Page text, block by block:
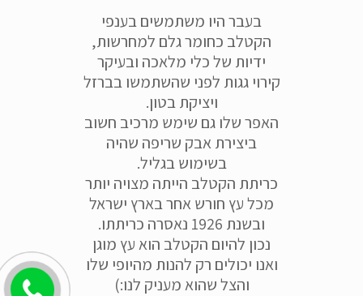
בעבר היו משתמשים בענפי
הקטלב כחומר גלם למחרשות,
ידיות של כלי מלאכה ובעיקר
קירוי גגות לפני שהשתמשו בברזל
ויציקת בטון.
האפר שלו גם שימש מרכיב חשוב
ביצירת אבק שריפה שהיה
בשימוש בגליל.
כריתת הקטלב הייתה מצויה יותר
מכל עץ חורש אחר בארץ ישראל
ובשנת 1926 נאסרה כריתתו.
נכון להיום הקטלב הוא עץ מוגן
ואנו יכולים רק להנות מהיופי שלו
והצל שהוא מעניק לנו:)